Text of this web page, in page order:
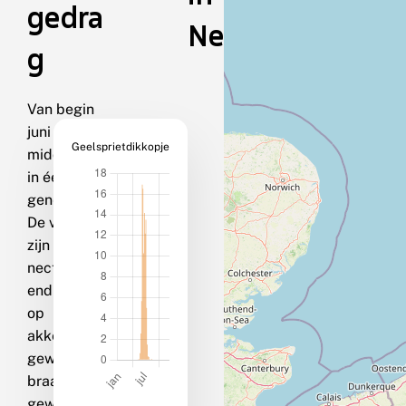
gedra
g
Van begin
juni tot
midden juli
in één
generatie.
De vlinders
zijn vaak
nectardrink
end te zien
op
akkerdistel,
gewone
braam en
Geelsprietdikkopje
Nederland